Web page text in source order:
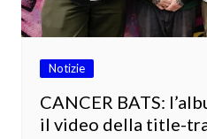
Notizie
CANCER BATS:
il video della title-